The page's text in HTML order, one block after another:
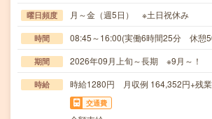
曜日頻度 月～金（週5日） ※土日祝休み
時間 08:45～16:00(実働6時間25分 休憩
期間 2026年09月上旬～長期 ※9月～！
時給 時給1280円 月収例 164,352円+残
交通費